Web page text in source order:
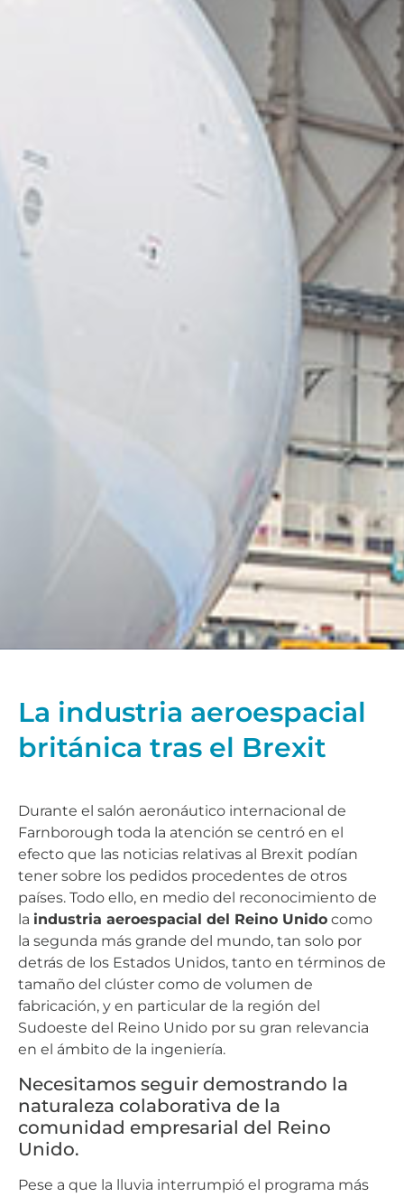
La industria aeroespacial
británica tras el Brexit
Durante el salón aeronáutico internacional de
Farnborough toda la atención se centró en el
efecto que las noticias relativas al Brexit podían
tener sobre los pedidos procedentes de otros
países. Todo ello, en medio del reconocimiento de
la industria aeroespacial del Reino Unido como
la segunda más grande del mundo, tan solo por
detrás de los Estados Unidos, tanto en términos de
tamaño del clúster como de volumen de
fabricación, y en particular de la región del
Sudoeste del Reino Unido por su gran relevancia
en el ámbito de la ingeniería.
Necesitamos seguir demostrando la
naturaleza colaborativa de la
comunidad empresarial del Reino
Unido.
Pese a que la lluvia interrumpió el programa más